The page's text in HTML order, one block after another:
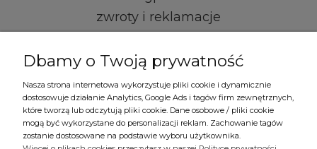
zwroty i reklamacje
kontakt i dane firmy
regulamin
formy płatności
czas i koszty dostawy
Dbamy o Twoją prywatność
Nasza strona internetowa wykorzystuje pliki cookie i dynamicznie
dostosowuje działanie Analytics, Google Ads i tagów firm zewnętrznych,
które tworzą lub odczytują pliki cookie. Dane osobowe / pliki cookie
mogą być wykorzystane do personalizacji reklam. Zachowanie tagów
zostanie dostosowane na podstawie wyboru użytkownika.